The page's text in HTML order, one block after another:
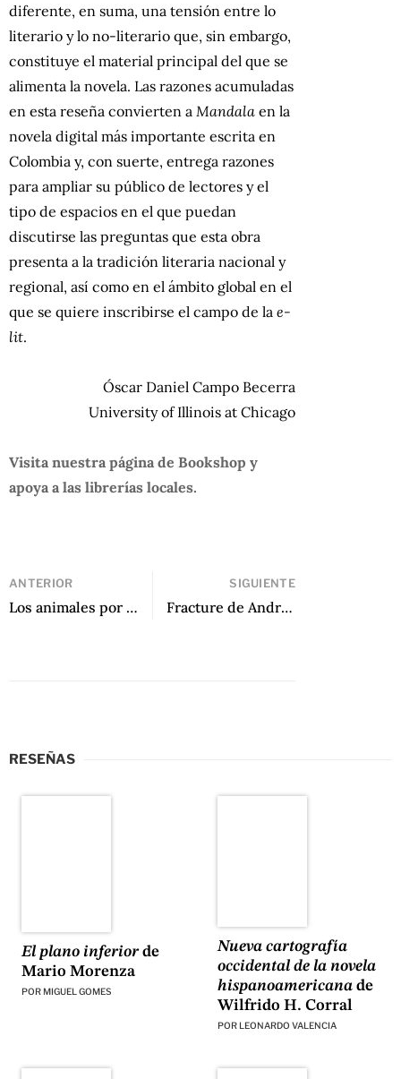
diferente, en suma, una tensión entre lo
literario y lo no-literario que, sin embargo,
constituye el material principal del que se
alimenta la novela. Las razones acumuladas
en esta reseña convierten a Mandala en la
novela digital más importante escrita en
Colombia y, con suerte, entrega razones
para ampliar su público de lectores y el
tipo de espacios en el que puedan
discutirse las preguntas que esta obra
presenta a la tradición literaria nacional y
regional, así como en el ámbito global en el
que se quiere inscribirse el campo de la e-
lit.
Óscar Daniel Campo Becerra
University of Illinois at Chicago
Visita nuestra página de Bookshop y
apoya a las librerías locales.
ANTERIOR
Los animales por dentro de Pablo Paredes
SIGUIENTE
Fracture de Andrés Neuman
RESEÑAS
El plano inferiorde
Mario Morenza
POR MIGUEL GOMES
Nueva cartografía
occidental de la novela
hispanoamericanade
Wilfrido H. Corral
POR LEONARDO VALENCIA